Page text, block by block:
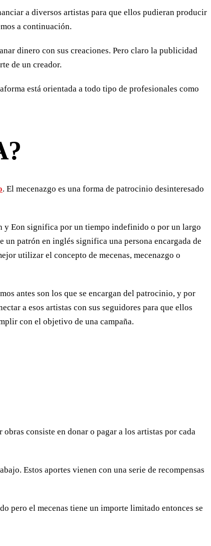
a diversos artistas para que ellos pudieran producir
a continuación.
dinero con sus creaciones. Pero claro la publicidad
de un creador.
está orientada a todo tipo de profesionales como
. El mecenazgo es una forma de patrocinio desinteresado
y Eon significa por un tiempo indefinido o por un largo
patrón en inglés significa una persona encargada de
utilizar el concepto de mecenas, mecenazgo o
antes son los que se encargan del patrocinio, y por
a esos artistas con sus seguidores para que ellos
con el objetivo de una campaña.
consiste en donar o pagar a los artistas por cada
Estos aportes vienen con una serie de recompensas
pero el mecenas tiene un importe limitado entonces se